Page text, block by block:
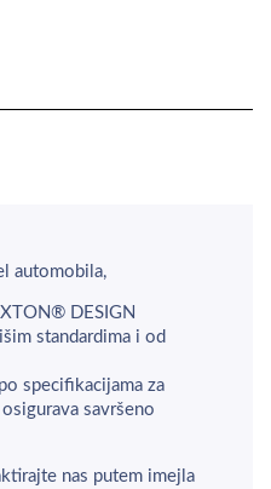
automobila,
DESIGN
standardima i od
specifikacijama za
savršeno
nas putem imejla